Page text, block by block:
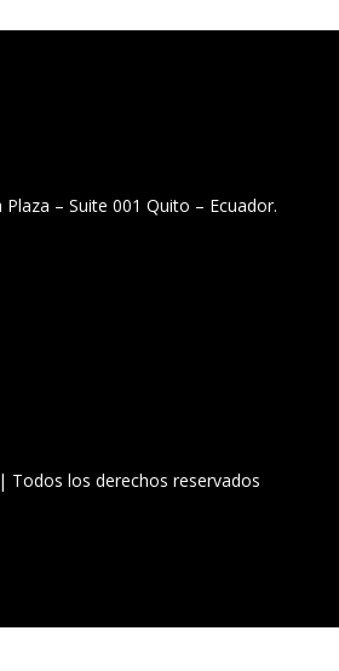
– Suite 001 Quito – Ecuador.
| Todos los derechos reservados